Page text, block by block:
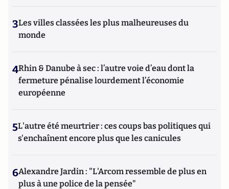
3Les villes classées les plus malheureuses du
monde
4Rhin & Danube à sec : l’autre voie d’eau dont la
fermeture pénalise lourdement l’économie
européenne
5L'autre été meurtrier : ces coups bas politiques qui
s'enchaînent encore plus que les canicules
6Alexandre Jardin : "L'Arcom ressemble de plus en
plus à une police de la pensée"